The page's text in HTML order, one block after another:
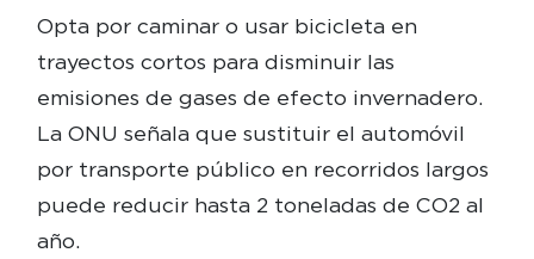
Opta por caminar o usar bicicleta en
trayectos cortos para disminuir las
emisiones de gases de efecto invernadero.
La ONU señala que sustituir el automóvil
por transporte público en recorridos largos
puede reducir hasta 2 toneladas de CO2 al
año.